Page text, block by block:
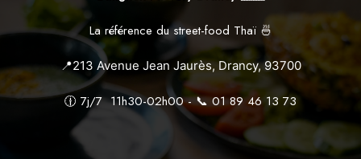
La référence du street-food Thaï 🍜
📍213 Avenue Jean Jaurès, Drancy, 93700
🕧 7j/7 11h30-02h00 - 📞 01 89 46 13 73